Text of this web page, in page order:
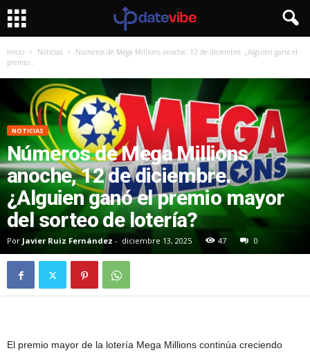
Inicio Noticias
Números de Mega Millions anoche, 12 de diciembre. ¿Alguien ganó el
premio...
NOTICIAS
Números de Mega Millions
anoche, 12 de diciembre.
¿Alguien ganó el premio mayor
del sorteo de lotería?
Por Javier Ruiz Fernández - diciembre 13, 2025 47 0
El premio mayor de la lotería Mega Millions continúa creciendo